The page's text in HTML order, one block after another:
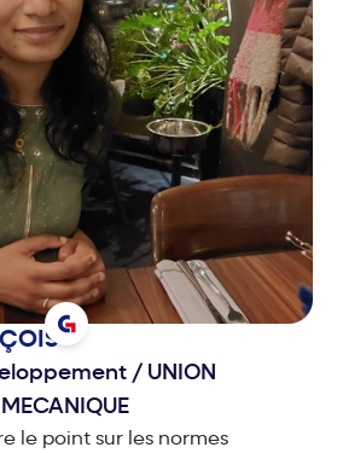
/ UNION
le point sur les normes